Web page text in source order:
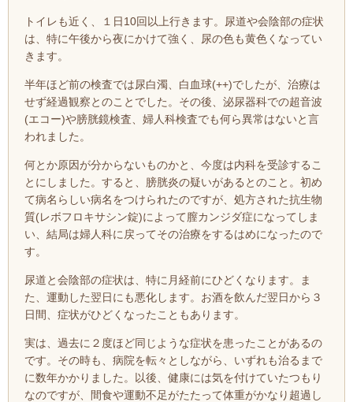
トイレも近く、１日10回以上行きます。尿道や会陰部の症状
は、特に午後から夜にかけて強く、尿の色も黄色くなってい
きます。
半年ほど前の検査では尿白濁、白血球(++)でしたが、治療は
せず経過観察とのことでした。その後、泌尿器科での超音波
(エコー)や膀胱鏡検査、婦人科検査でも何ら異常はないと言
われました。
何とか原因が分からないものかと、今度は内科を受診するこ
とにしました。すると、膀胱炎の疑いがあるとのこと。初め
て病名らしい病名をつけられたのですが、処方された抗生物
質(レボフロキサシン錠)によって膣カンジダ症になってしま
い、結局は婦人科に戻ってその治療をするはめになったので
す。
尿道と会陰部の症状は、特に月経前にひどくなります。ま
た、運動した翌日にも悪化します。お酒を飲んだ翌日から３
日間、症状がひどくなったこともあります。
実は、過去に２度ほど同じような症状を患ったことがあるの
です。その時も、病院を転々としながら、いずれも治るまで
に数年かかりました。以後、健康には気を付けていたつもり
なのですが、間食や運動不足がたたって体重がかなり超過し